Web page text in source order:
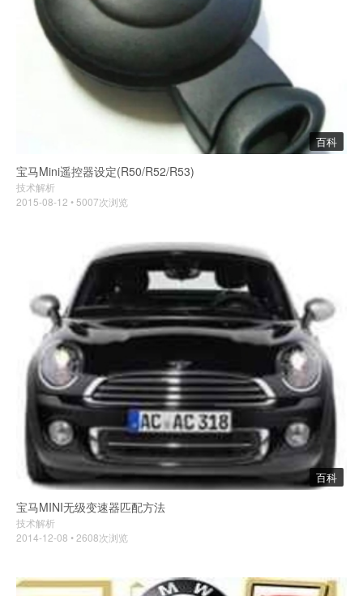
百科
宝马Mini遥控器设定(R50/R52/R53)
技术解析
2015-08-12 • 5007次浏览
百科
宝马MINI无级变速器匹配方法
技术解析
2014-12-08 • 2608次浏览